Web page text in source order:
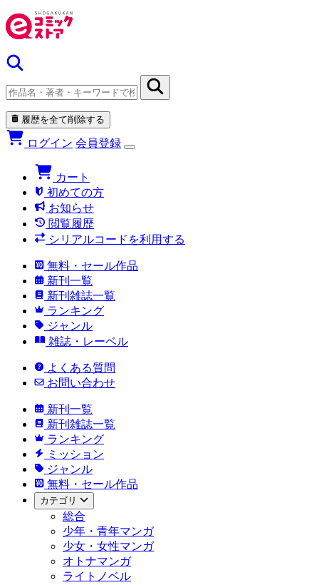
履歴を全て削除する
ログイン 会員登録
カート
初めての方
お知らせ
閲覧履歴
シリアルコードを利用する
無料・セール作品
新刊一覧
新刊雑誌一覧
ランキング
ジャンル
雑誌・レーベル
よくある質問
お問い合わせ
新刊一覧
新刊雑誌一覧
ランキング
ミッション
ジャンル
無料・セール作品
カテゴリ
総合
少年・青年マンガ
少女・女性マンガ
オトナマンガ
ライトノベル